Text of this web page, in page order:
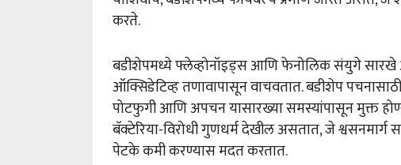
करते.
बडीशेपमध्ये फ्लेव्होनॉइड्स आणि फेनोलिक संयुगे
ऑक्सिडेटिव्ह तणावापासून वाचवतात. बडीशेप
पोटफुगी आणि अपचन यासारख्या समस्यांपासून मुक्त
बॅक्टेरिया-विरोधी गुणधर्म देखील असतात, जे
पेटके कमी करण्यास मदत करतात.